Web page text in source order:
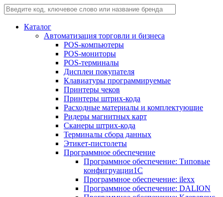
Каталог
Автоматизация торговли и бизнеса
POS-компьютеры
POS-мониторы
POS-терминалы
Дисплеи покупателя
Клавиатуры программируемые
Принтеры чеков
Принтеры штрих-кода
Расходные материалы и комплектующие
Ридеры магнитных карт
Сканеры штрих-кода
Терминалы сбора данных
Этикет-пистолеты
Программное обеспечение
Программное обеспечение: Типовые
конфигруации1С
Программное обеспечение: ilexx
Программное обеспечение: DALION